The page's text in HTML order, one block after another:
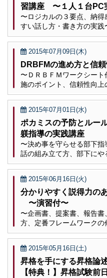
習講座 〜１人１台PC
〜ロジカルの３要点、納
すい話し方・書き方の実践
2015年07月09日(木)
DRBFMの進め方と信
〜ＤＲＢＦＭワークシー
施のポイント、信頼性向
2015年07月01日(水)
ポカミスの予防とルー
躾指導の実践講座
〜決め事を守らせる部下
話の組み立て方、部下に
2015年06月16日(火)
分かりやすく説得力の
〜演習付〜
〜企画書、提案書、報告
方、定番フレームワークの
2015年05月16日(土)
昇格を手にする昇格論
【特典！】昇格試験前